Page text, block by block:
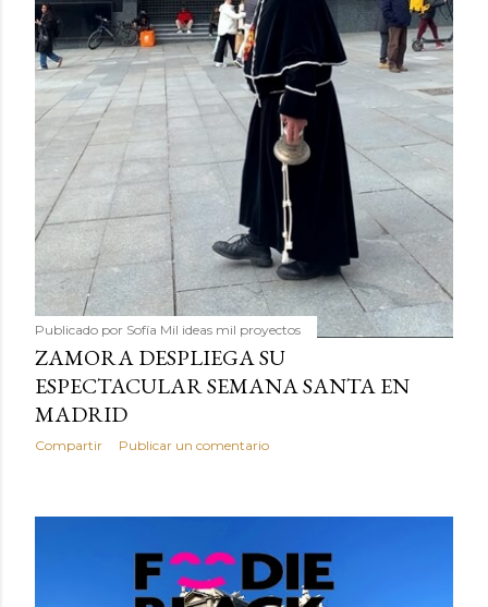
Publicado por Sofía Mil ideas mil proyectos
ZAMORA DESPLIEGA SU
ESPECTACULAR SEMANA SANTA EN
MADRID
Compartir Publicar un comentario